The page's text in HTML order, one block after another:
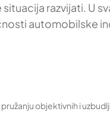
razvijati. U
automobilske
objektivnih i